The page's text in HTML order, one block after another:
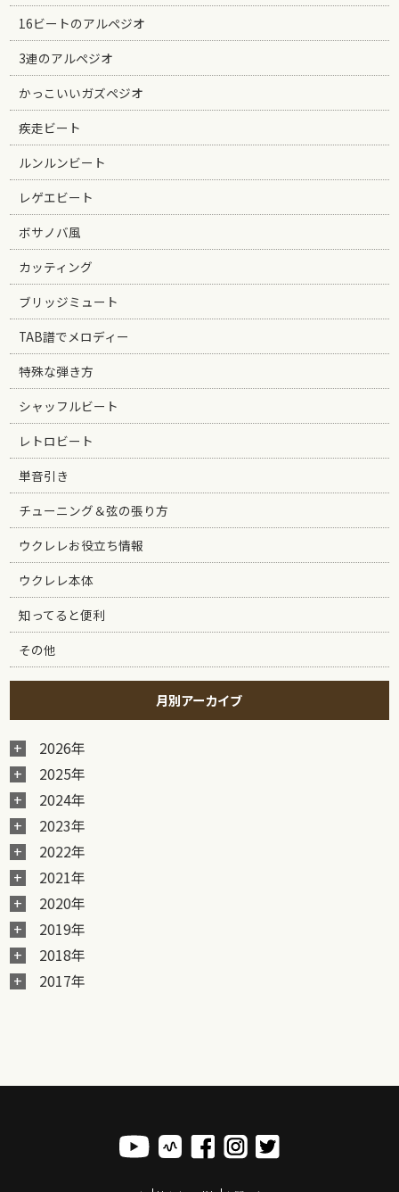
16ビートのアルペジオ
3連のアルペジオ
かっこいいガズペジオ
疾走ビート
ルンルンビート
レゲエビート
ボサノバ風
カッティング
ブリッジミュート
TAB譜でメロディー
特殊な弾き方
シャッフルビート
レトロビート
単音引き
チューニング＆弦の張り方
ウクレレお役立ち情報
ウクレレ本体
知ってると便利
その他
月別アーカイブ
2026年
2025年
2024年
2023年
2022年
2021年
2020年
2019年
2018年
2017年